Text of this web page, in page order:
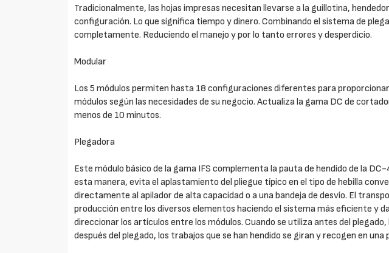
Tradicionalmente, las hojas impresas necesitan llevarse a la guillotina,
configuración. Lo que significa tiempo y dinero. Combinando el sistema de
completamente. Reduciendo el manejo y por lo tanto errores y desperdicio.
Modular
Los 5 módulos permiten hasta 18 configuraciones diferentes para
módulos según las necesidades de su negocio. Actualiza la gama DC de
menos de 10 minutos.
Plegadora
Este módulo básico de la gama IFS complementa la pauta de hendido de la
esta manera, evita el aplastamiento del pliegue típico en el tipo de hebilla
directamente al apilador de alta capacidad o a una bandeja de desvío. El
producción entre los diversos elementos haciendo el sistema más eficiente y
direccionar los artículos entre los módulos. Cuando se utiliza antes del
después del plegado, los trabajos que se han hendido se giran y recogen en